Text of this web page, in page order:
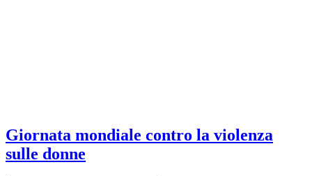
Giornata mondiale contro la violenza
sulle donne